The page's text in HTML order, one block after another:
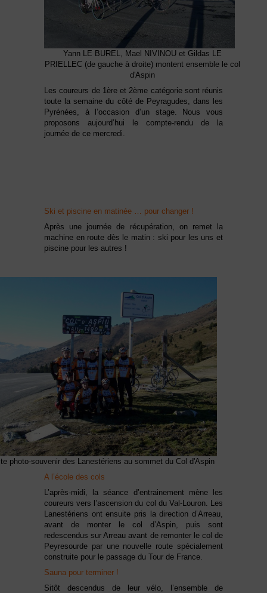
Yann LE BUREL, Mael NIVINOU et Gildas LE
PRIELLEC (de gauche à droite) montent ensemble le col
d'Aspin
Les coureurs de 1ère et 2ème catégorie sont réunis
toute la semaine du côté de Peyragudes, dans les
Pyrénées, à l’occasion d’un stage. Nous vous
proposons aujourd’hui le compte-rendu de la
journée de ce mercredi.
Ski et piscine en matinée … pour changer !
Après une journée de récupération, on remet la
machine en route dès le matin : ski pour les uns et
piscine pour les autres !
photo-souvenir des Lanestériens au sommet du Col d'Aspin
A l’école des cols
L’après-midi, la séance d’entrainement mène les
coureurs vers l’ascension du col du Val-Louron. Les
Lanestériens ont ensuite pris la direction d’Arreau,
avant de monter le col d’Aspin, puis sont
redescendus sur Arreau avant de remonter le col de
Peyresourde par une nouvelle route spécialement
construite pour le passage du Tour de France.
Sauna pour terminer !
Sitôt descendus de leur vélo, l’ensemble de